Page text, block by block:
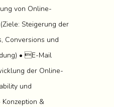
von Online-
Steigerung der
Conversions und
• E-Mail
der Online-
und
&